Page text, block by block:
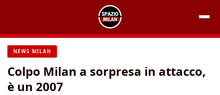
contenuto
NEWS MILAN
Colpo Milan a sorpresa in attacco,
è un 2007